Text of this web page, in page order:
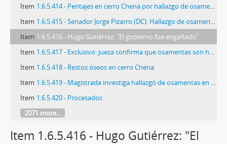
Item 1.6.5.414 - Peritajes en cerro Chena por hallazgo de osamentas
Item 1.6.5.415 - Senador Jorge Pizarro (DC): Hallazgo de osamentas pone en tela de juicio a la Mesa de Dialogo
Item 1.6.5.416 - Hugo Gutiérrez: "El gobierno fue engañado"
Item 1.6.5.417 - Exclusivo: jueza confirma que osamentas son humanas
Item 1.6.5.418 - Restos óseos en cerro Chena
Item 1.6.5.419 - Magistrada investiga hallazgó de osamentas en Cerro Chena
Item 1.6.5.420 - Procesados
2071 more...
Item 1.6.5.416 - Hugo Gutiérrez: "El